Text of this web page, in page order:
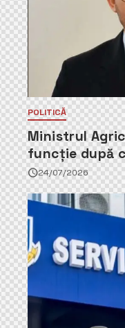
POLITICĂ
Ministrul
funcție după
parte din
24/07/2026